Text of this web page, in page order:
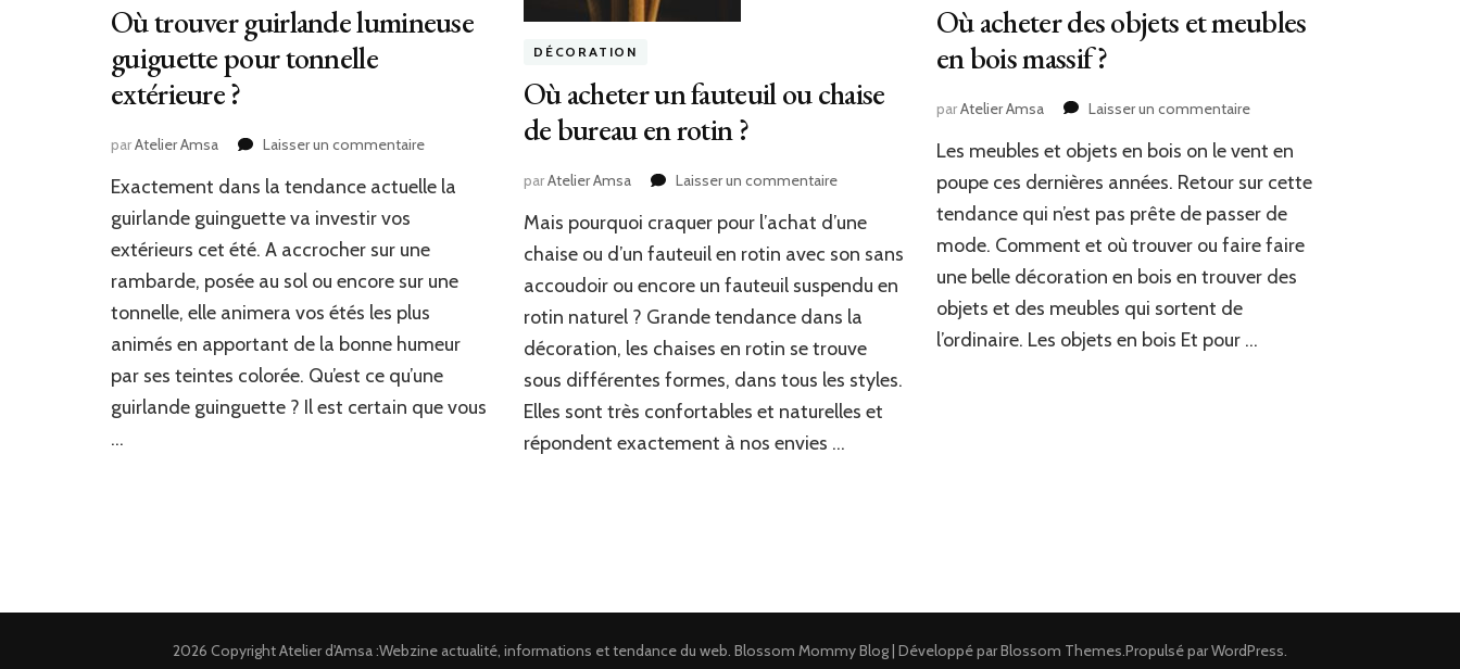
Où trouver guirlande lumineuse
guiguette pour tonnelle
extérieure ?
parAtelier Amsa Laisser un commentairesur
trouver
guiguette
pour
extérieure
?
Exactement dans la tendance actuelle la
guirlande guinguette va investir vos
extérieurs cet été. A accrocher sur une
rambarde, posée au sol ou encore sur une
tonnelle, elle animera vos étés les plus
animés en apportant de la bonne humeur
par ses teintes colorée. Qu’est ce qu’une
guirlande guinguette ? Il est certain que vous
…
DÉCORATION
Où acheter un fauteuil ou chaise
de bureau en rotin ?
parAtelier Amsa Laisser un commentairesur
acheter
un
ou
chaise
en
rotin
Mais pourquoi craquer pour l’achat d’une
chaise ou d’un fauteuil en rotin avec son sans
accoudoir ou encore un fauteuil suspendu en
rotin naturel ? Grande tendance dans la
décoration, les chaises en rotin se trouve
sous différentes formes, dans tous les styles.
Elles sont très confortables et naturelles et
répondent exactement à nos envies …
Où acheter des objets et meubles
en bois massif ?
parAtelier Amsa Laisser un commentairesur
acheter
des
et
meubles
bois
Les meubles et objets en bois on le vent en
poupe ces dernières années. Retour sur cette
tendance qui n’est pas prête de passer de
mode. Comment et où trouver ou faire faire
une belle décoration en bois en trouver des
objets et des meubles qui sortent de
l’ordinaire. Les objets en bois Et pour …
2026 CopyrightAtelier d'Amsa :Webzine actualité, informations et tendance du web. Blossom Mommy Blog | Développé parBlossom Themes.Propulsé parWordPress.